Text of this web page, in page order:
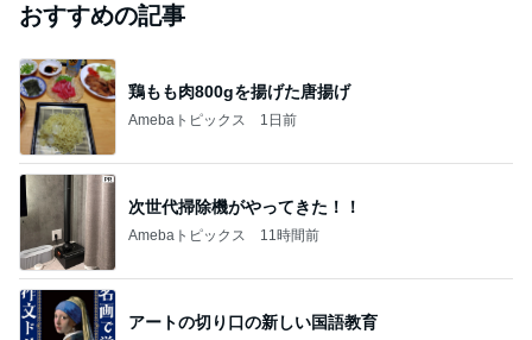
おすすめの記事
鶏もも肉800gを揚げた唐揚げ
Amebaトピックス 1日前
次世代掃除機がやってきた！！
Amebaトピックス 11時間前
アートの切り口の新しい国語教育